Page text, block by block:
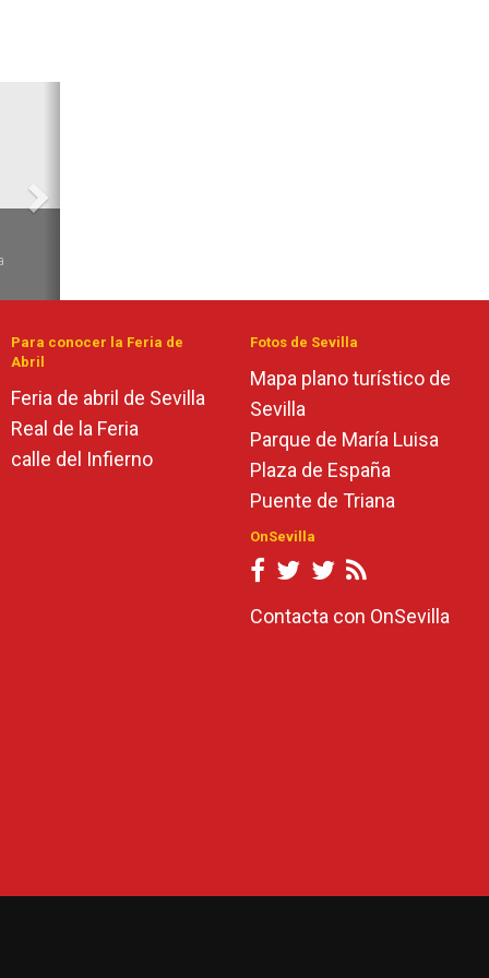
Para conocer la Feria de
Abril
Feria de abril de Sevilla
Real de la Feria
calle del Infierno
Fotos de Sevilla
Mapa plano turístico de
Sevilla
Parque de María Luisa
Plaza de España
Puente de Triana
OnSevilla
Contacta con OnSevilla